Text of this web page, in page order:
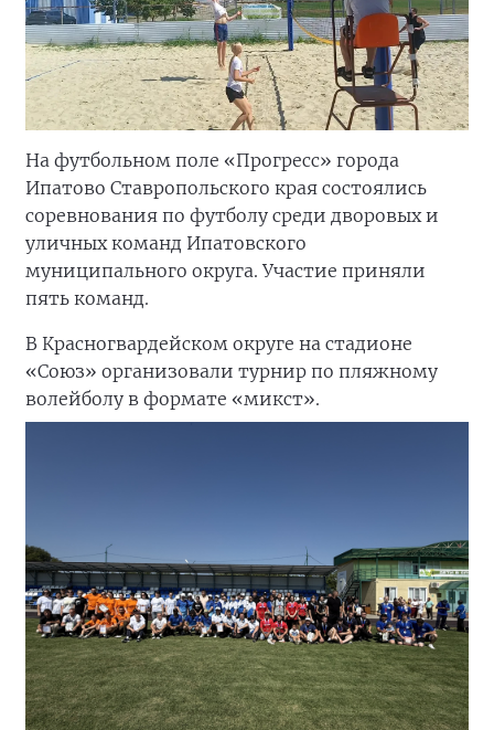
На футбольном поле «Прогресс» города
Ипатово Ставропольского края состоялись
соревнования по футболу среди дворовых и
уличных команд Ипатовского
муниципального округа. Участие приняли
пять команд.
В Красногвардейском округе на стадионе
«Союз» организовали турнир по пляжному
волейболу в формате «микст».